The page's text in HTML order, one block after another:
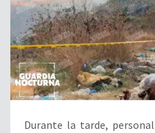
Durante la tarde,